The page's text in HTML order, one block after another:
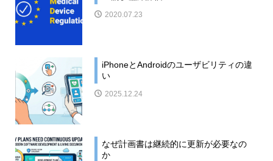
2020.07.23
iPhoneとAndroidのユーザビリティの違
い
2025.12.24
なぜ計画書は継続的に更新が必要なの
か